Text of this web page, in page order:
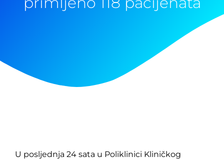
U posljednja 24 sata u Poliklinici Kliničkog